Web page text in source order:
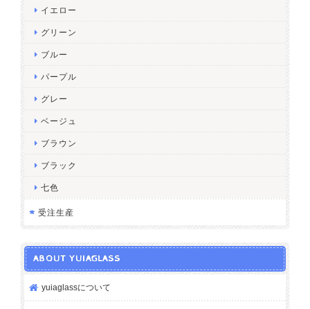
イエロー
グリーン
ブルー
パープル
グレー
ベージュ
ブラウン
ブラック
七色
受注生産
ABOUT YUIAGLASS
yuiaglassについて